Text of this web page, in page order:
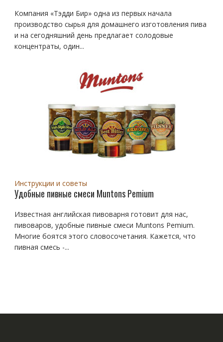
Компания «Тэдди Бир» одна из первых начала
производство сырья для домашнего изготовления пива
и на сегодняшний день предлагает солодовые
концентраты, один...
Инструкции и советы
Удобные пивные смеси Muntons Pemium
Известная английская пивоварня готовит для нас,
пивоваров, удобные пивные смеси Muntons Pemium.
Многие боятся этого словосочетания. Кажется, что
пивная смесь -...